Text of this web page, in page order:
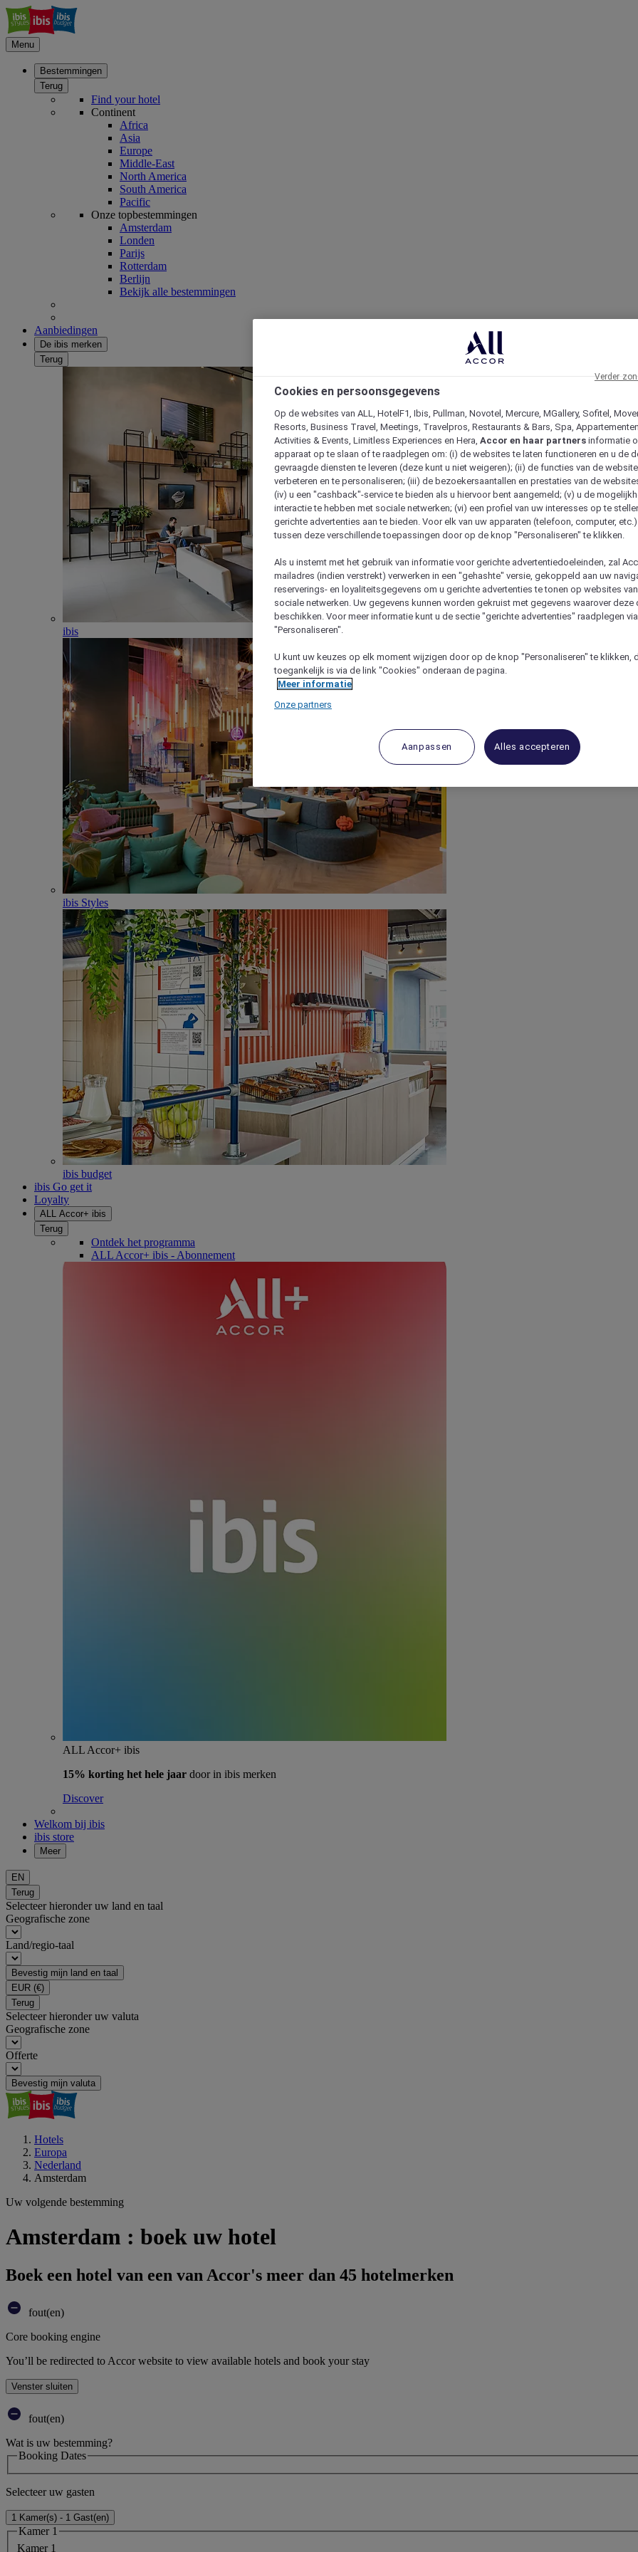
Menu
Bestemmingen
Terug
Find your hotel
Continent
Africa
Asia
Europe
Middle-East
North America
South America
Pacific
Onze topbestemmingen
Amsterdam
Londen
Parijs
Rotterdam
Berlijn
Bekijk alle bestemmingen
Aanbiedingen
De ibis merken
Terug
ibis
ibis Styles
ibis budget
ibis Go get it
Loyalty
ALL Accor+ ibis
Terug
Ontdek het programma
ALL Accor+ ibis - Abonnement
ALL Accor+ ibis
15% korting het hele jaar door in ibis merken
Discover
Welkom bij ibis
ibis store
Meer
EN
Terug
Selecteer hieronder uw land en taal
Geografische zone
Land/regio-taal
Bevestig mijn land en taal
EUR (€)
Terug
Selecteer hieronder uw valuta
Geografische zone
Offerte
Bevestig mijn valuta
Hotels
Europa
Nederland
Amsterdam
Uw volgende bestemming
Amsterdam : boek uw hotel
Boek een hotel van een van Accor's meer dan 45 hotelmerken
fout(en)
Core booking engine
You’ll be redirected to Accor website to view available hotels and book your stay
Venster sluiten
fout(en)
Wat is uw bestemming?
Booking Dates
Selecteer uw gasten
1 Kamer(s) - 1 Gast(en)
Kamer 1
Kamer 1
Cookies en persoonsgegevens
Op de websites van ALL, HotelF1, Ibis, Pullman, Novotel, Mercure, MGallery, Sofitel,
Resorts, Business Travel, Meetings, Travelpros, Restaurants & Bars, Spa,
Activities & Events, Limitless Experiences en Hera, Accor en haar partners informatie
apparaat op te slaan of te raadplegen om: (i) de websites te laten functioneren en u de
gevraagde diensten te leveren (deze kunt u niet weigeren); (ii) de functies van de
verbeteren en te personaliseren; (iii) de bezoekersaantallen en prestaties van de
(iv) u een "cashback"-service te bieden als u hiervoor bent aangemeld; (v) u de
interactie te hebben met sociale netwerken; (vi) een profiel van uw interesses op te
gerichte advertenties aan te bieden. Voor elk van uw apparaten (telefoon, computer,
tussen deze verschillende toepassingen door op de knop "Personaliseren" te klikken.
Als u instemt met het gebruik van informatie voor gerichte advertentiedoeleinden, zal
mailadres (indien verstrekt) verwerken in een "gehashte" versie, gekoppeld aan uw
reserverings- en loyaliteitsgegevens om u gerichte advertenties te tonen op websites
sociale netwerken. Uw gegevens kunnen worden gekruist met gegevens waarover deze
beschikken. Voor meer informatie kunt u de sectie "gerichte advertenties" raadplegen
"Personaliseren".
U kunt uw keuzes op elk moment wijzigen door op de knop "Personaliseren" te klikken,
toegankelijk is via de link "Cookies" onderaan de pagina.
Meer informatie
Onze partners
Aanpassen Alles accepteren
Verder